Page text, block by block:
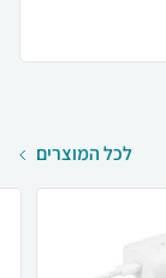
לכל המוצרים